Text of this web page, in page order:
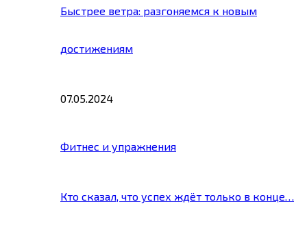
Быстрее ветра: разгоняемся к новым
достижениям
07.05.2024
Фитнес и упражнения
Кто сказал, что успех ждёт только в конце…